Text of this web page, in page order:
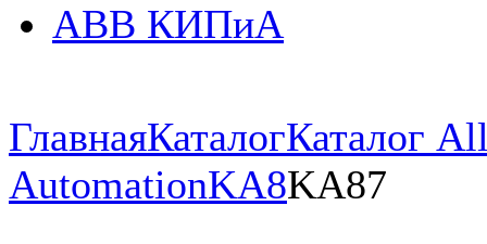
ABB КИПиА
ГлавнаяКаталогКаталог
AutomationKA8KA87